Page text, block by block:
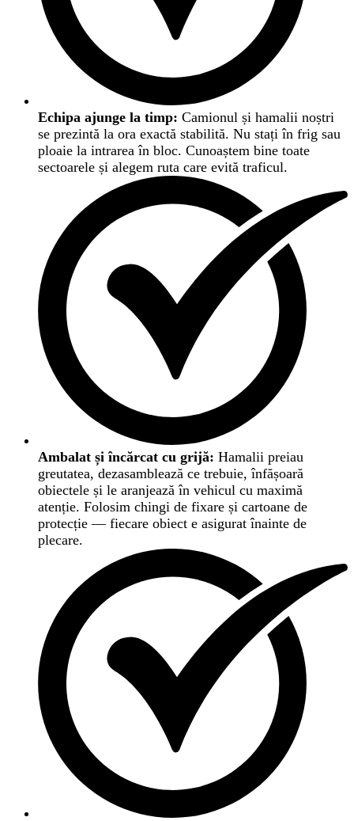
Echipa ajunge la timp: Camionul și hamalii noștri
se prezintă la ora exactă stabilită. Nu stați în frig sau
ploaie la intrarea în bloc. Cunoaștem bine toate
sectoarele și alegem ruta care evită traficul.
Ambalat și încărcat cu grijă: Hamalii preiau
greutatea, dezasamblează ce trebuie, înfășoară
obiectele și le aranjează în vehicul cu maximă
atenție. Folosim chingi de fixare și cartoane de
protecție — fiecare obiect e asigurat înainte de
plecare.